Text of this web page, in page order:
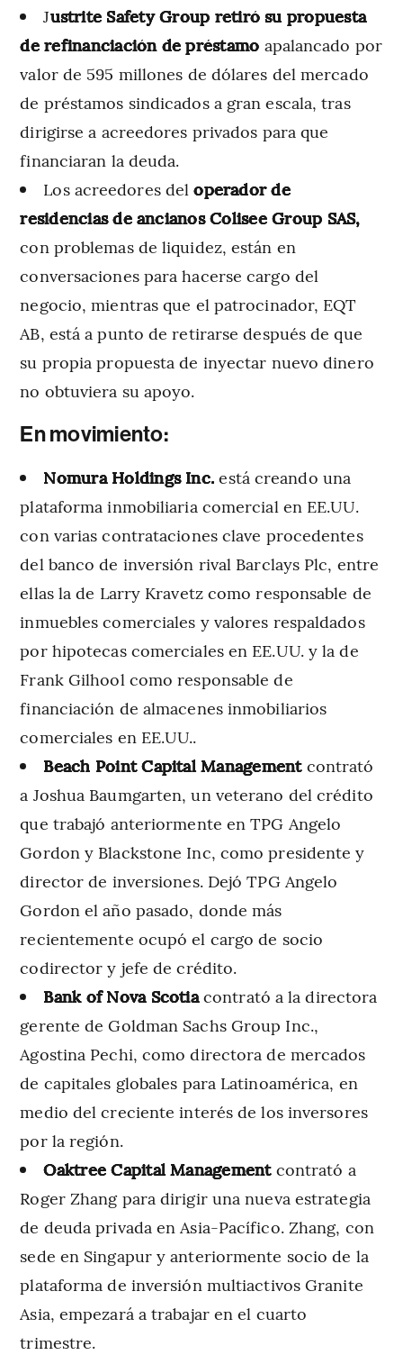
Justrite Safety Group retiró su propuesta
de refinanciación de préstamo apalancado por
valor de 595 millones de dólares del mercado
de préstamos sindicados a gran escala, tras
dirigirse a acreedores privados para que
financiaran la deuda.
Los acreedores deloperador de
residencias de ancianos Colisee Group SAS,
con problemas de liquidez, están en
conversaciones para hacerse cargo del
negocio, mientras que el patrocinador, EQT
AB, está a punto de retirarse después de que
su propia propuesta de inyectar nuevo dinero
no obtuviera su apoyo.
En movimiento:
Nomura Holdings Inc.está creando una
plataforma inmobiliaria comercial en EE.UU.
con varias contrataciones clave procedentes
del banco de inversión rival Barclays Plc, entre
ellas la de Larry Kravetz como responsable de
inmuebles comerciales y valores respaldados
por hipotecas comerciales en EE.UU. y la de
Frank Gilhool como responsable de
financiación de almacenes inmobiliarios
comerciales en EE.UU..
Beach Point Capital Managementcontrató
a Joshua Baumgarten, un veterano del crédito
que trabajó anteriormente en TPG Angelo
Gordon y Blackstone Inc, como presidente y
director de inversiones. Dejó TPG Angelo
Gordon el año pasado, donde más
recientemente ocupó el cargo de socio
codirector y jefe de crédito.
Bank of Nova Scotiacontrató a la directora
gerente de Goldman Sachs Group Inc.,
Agostina Pechi, como directora de mercados
de capitales globales para Latinoamérica, en
medio del creciente interés de los inversores
por la región.
Oaktree Capital Managementcontrató a
Roger Zhang para dirigir una nueva estrategia
de deuda privada en Asia-Pacífico. Zhang, con
sede en Singapur y anteriormente socio de la
plataforma de inversión multiactivos Granite
Asia, empezará a trabajar en el cuarto
trimestre.